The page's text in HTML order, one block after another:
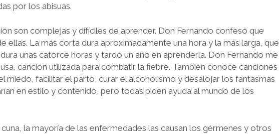
por los abisuas.
son complejas y difíciles de aprender. Don Fernando confesó que
ellas. La más corta dura aproximadamente una hora y la más larga, que
unas catorce horas y tardó un año en aprenderla. Don Fernando me
canción utiliza­da para combatir la fiebre. También conoce canciones
miedo, facilitar el parto, curar el al­coholismo y desalojar los fantasmas
en estilo y contenido, pero todas piden ayuda al mundo de los
la mayoría de las enfermedades las causan los gérmenes y otros